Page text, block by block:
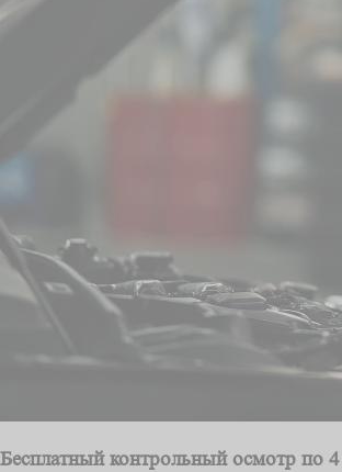
Бесплатный контрольный осмотр по